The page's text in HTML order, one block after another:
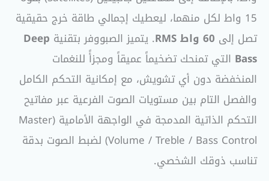
15 واط لكل منهما، ليعطيك إجمالي طاقة خرج حقيقية
تصل إلى 60 واط RMS . يتميز الصبووفر بتقنية Deep
Bass التي تمنحك تضخيماً عميقاً ومجزأً للنغمات
المنخفضة دون أي تشويش، مع إمكانية التحكم الكامل
والفصل التام بين مستويات الصوت الفرعية عبر مفاتيح
التحكم الذاتية المدمجة في الواجهة الأمامية (Master
Volume / Treble / Bass Control) لضبط الصوت بدقة
تناسب ذوقك الشخصي.